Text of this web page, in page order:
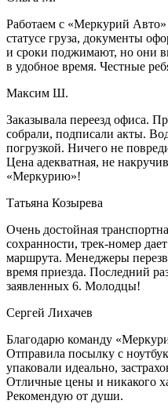
Работаем с «Меркурий
статусе груза, документы
и сроки поджимают, но они
в удобное время. Честные
Максим Ш.
Заказывала переезд офиса.
собрали, подписали акты.
погрузкой. Ничего не
Цена адекватная, не
«Меркурию»!
Татьяна Козырева
Очень достойная
сохранности, трек-номер
маршрута. Менеджеры
время приезда. Последний
заявленных 6. Молодцы!
Сергей Лихачев
Благодарю команду
Отправила посылку с
упаковали идеально,
Отличные цены и никакого
Рекомендую от души.